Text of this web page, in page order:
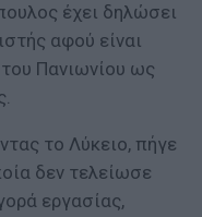
έχει δηλώσει
αφού είναι
Πανιωνίου ως
το Λύκειο, πήγε
δεν τελείωσε
εργασίας,